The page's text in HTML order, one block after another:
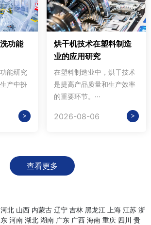
功能
能研究
产中扮
>
烘干机技术在塑料制造
业的应用研究
在塑料制造业中，烘干技术
是提高产品质量和生产效率
的重要环节。···
2026-08-06 >
查看更多
河北 山西 内蒙古 辽宁 吉林 黑龙江 上海 江苏 浙
河南 湖北 湖南 广东 广西 海南 重庆 四川 贵